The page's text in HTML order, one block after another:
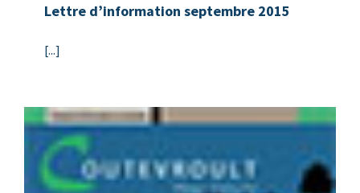
Lettre d’information septembre 2015
[...]